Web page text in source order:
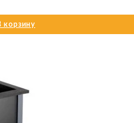
корзину